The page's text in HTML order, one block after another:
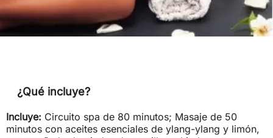
¿Qué incluye?
Incluye: Circuito spa de 80 minutos; Masaje de 50
minutos con aceites esenciales de ylang-ylang y limón,